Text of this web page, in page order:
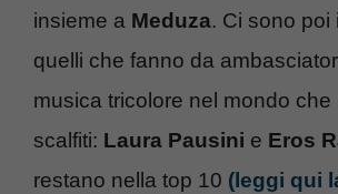
insieme a Meduza. Ci sono poi
quelli che fanno da
musica tricolore nel mondo
scalfiti: Laura Pausini e Eros
restano nella top 10 (leggi qui